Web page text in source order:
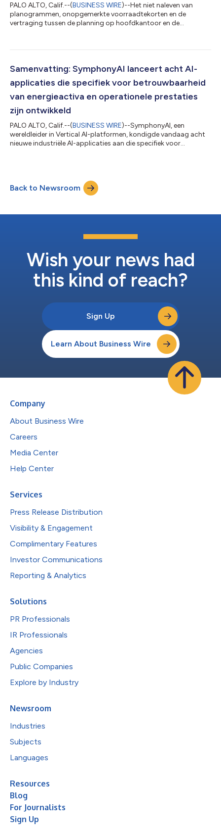
PALO ALTO, Calif.--(BUSINESS WIRE)--Het niet naleven van
planogrammen, onopgemerkte voorraadtekorten en de
vertraging tussen de planning op hoofdkantoor en de
voor categorieplanning zijn nooit ontworpen om die
SymphonyAI, wereldwijd leider op het gebied van verticale AI
vandaag de beschikbaarheid aangekondigd van CINDE Asso...
Samenvatting: SymphonyAI lanceert acht AI-
applicaties die specifiek voor betrouwbaarheid
van energieactiva en operationele prestaties
zijn ontwikkeld
PALO ALTO, Calif.--(BUSINESS WIRE)--SymphonyAI, een
wereldleider in Vertical AI-platformen, kondigde vandaag acht
nieuwe industriële AI-applicaties aan die specifiek voor
activabeheer, zijn deze applicaties ontwikkeld rond de
specifieke uitvalmodi, procesdynamiek en regelgevende
verplichtingen van activiteiten voor ene...
Back to Newsroom
Wish your news had
this kind of reach?
Sign Up
Learn About Business Wire
Company
About Business Wire
Careers
Media Center
Help Center
Services
Press Release Distribution
Visibility & Engagement
Complimentary Features
Investor Communications
Reporting & Analytics
Solutions
PR Professionals
IR Professionals
Agencies
Public Companies
Explore by Industry
Newsroom
Industries
Subjects
Languages
Resources
Blog
For Journalists
Sign Up